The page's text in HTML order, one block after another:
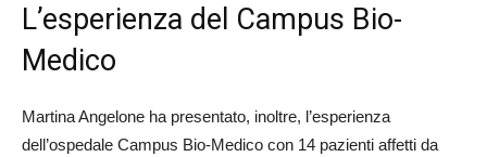
L’esperienza del Campus Bio-
Medico
Martina Angelone ha presentato, inoltre, l’esperienza
dell’ospedale Campus Bio-Medico con 14 pazienti affetti da